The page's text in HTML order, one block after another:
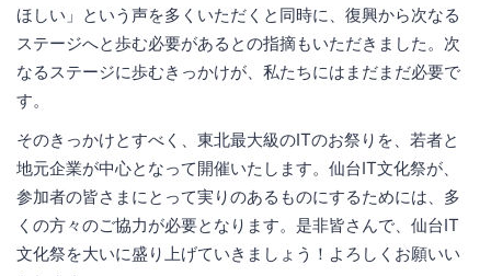
ほしい」という声を多くいただくと同時に、復興から次なる
ステージへと歩む必要があるとの指摘もいただきました。次
なるステージに歩むきっかけが、私たちにはまだまだ必要で
す。
そのきっかけとすべく、東北最大級のITのお祭りを、若者と
地元企業が中心となって開催いたします。仙台IT文化祭が、
参加者の皆さまにとって実りのあるものにするためには、多
くの方々のご協力が必要となります。是非皆さんで、仙台IT
文化祭を大いに盛り上げていきましょう！よろしくお願いい